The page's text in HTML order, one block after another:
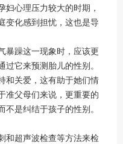
妇心理压力较大的时期，
变化感到担忧，这也是导
躁这一现象时，应该更
它来预测胎儿的性别。
和关爱，这有助于她们情
准父母们来说，更重要的
是纠结于孩子的性别。
和超声波检查等方法来检